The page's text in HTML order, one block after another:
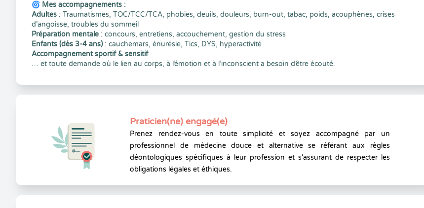
🌀 Mes accompagnements :
Adultes : Traumatismes, TOC/TCC/TCA, phobies, deuils, douleurs, burn-out, tabac, poids, acouphènes, crises
d’angoisse, troubles du sommeil
Préparation mentale : concours, entretiens, accouchement, gestion du stress
Enfants (dès 3-4 ans): cauchemars, énurésie, Tics, DYS, hyperactivité
Accompagnement sportif & sensitif
… et toute demande où le lien au corps, à l’émotion et à l’inconscient a besoin d’être écouté.
Praticien(ne) engagé(e)
Prenez rendez-vous en toute simplicité et soyez accompagné par un
professionnel de médecine douce et alternative se référant aux règles
déontologiques spécifiques à leur profession et s'assurant de respecter les
obligations légales et éthiques.